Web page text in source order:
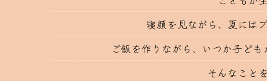
寝顔を見ながら、夏には
ご飯を作りながら、いつか子ど
そんなこと